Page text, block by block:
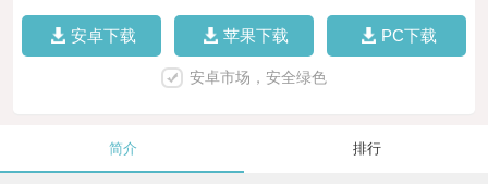
安卓下载 苹果下载 PC下载
安卓市场，安全绿色
简介 排行